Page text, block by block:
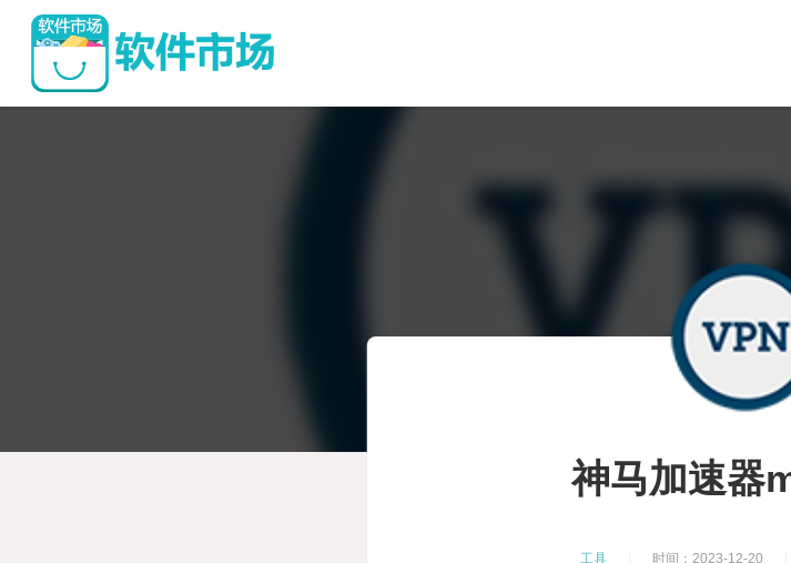
神马加速器
工具 时间：2023-12-20